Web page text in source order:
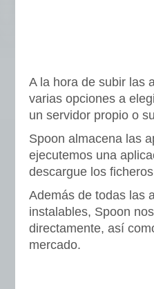
A la hora de subir las
varias opciones a
un servidor propio o
Spoon almacena las
ejecutemos una
descargue los
Además de todas las
instalables, Spoon
directamente, así
mercado.